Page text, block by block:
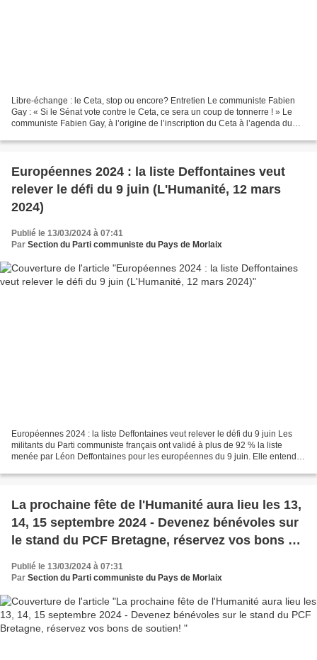
Libre-échange : le Ceta, stop ou encore? Entretien Le communiste Fabien
Gay : « Si le Sénat vote contre le Ceta, ce sera un coup de tonnerre ! » Le
communiste Fabien Gay, à l’origine de l’inscription du Ceta à l’agenda du
Européennes 2024 : la liste Deffontaines veut
relever le défi du 9 juin (L'Humanité, 12 mars
2024)
Publié le 13/03/2024 à 07:41
Par Section du Parti communiste du Pays de Morlaix
Européennes 2024 : la liste Deffontaines veut relever le défi du 9 juin Les
militants du Parti communiste français ont validé à plus de 92 % la liste
menée par Léon Deffontaines pour les européennes du 9 juin. Elle entend
La prochaine fête de l'Humanité aura lieu les 13,
14, 15 septembre 2024 - Devenez bénévoles sur
le stand du PCF Bretagne, réservez vos bons de
soutien!
Publié le 13/03/2024 à 07:31
Par Section du Parti communiste du Pays de Morlaix